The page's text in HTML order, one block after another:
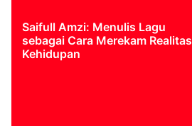
Saifull Amzi: Menulis Lagu
sebagai Cara Merekam Realitas
Kehidupan